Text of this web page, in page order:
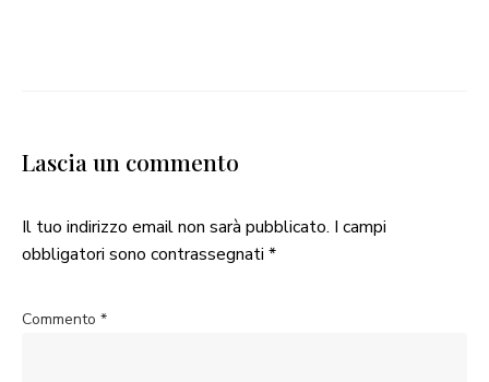
Lascia un commento
Il tuo indirizzo email non sarà pubblicato. I campi
obbligatori sono contrassegnati *
Commento *